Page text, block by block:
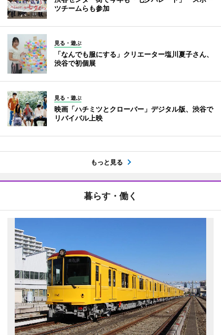
ツチームらも参加
見る・遊ぶ
「なんでも服にする」クリエーター塩川夏子さん、
渋谷で初個展
見る・遊ぶ
映画「ハチミツとクローバー」デジタル版、渋谷で
リバイバル上映
もっと見る
暮らす・働く